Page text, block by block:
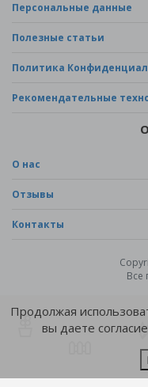
Персональные данные
Полезные статьи
Политика
Рекомендательные
О нас
Отзывы
Контакты
Все
Продолжая
вы даете